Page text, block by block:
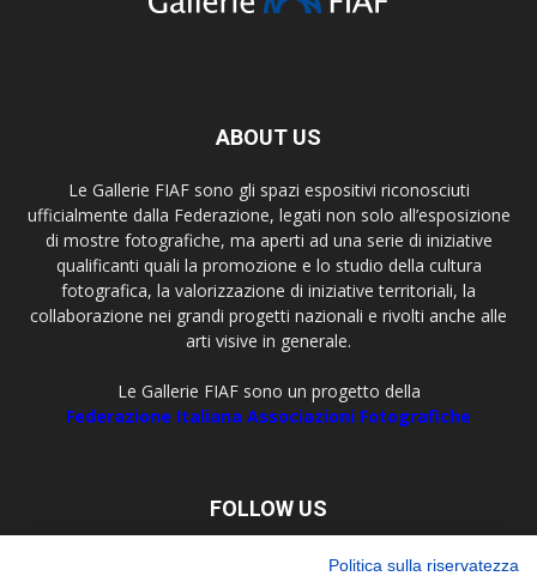
ABOUT US
Le Gallerie FIAF sono gli spazi espositivi riconosciuti
ufficialmente dalla Federazione, legati non solo all’esposizione
di mostre fotografiche, ma aperti ad una serie di iniziative
qualificanti quali la promozione e lo studio della cultura
fotografica, la valorizzazione di iniziative territoriali, la
collaborazione nei grandi progetti nazionali e rivolti anche alle
arti visive in generale.
Le Gallerie FIAF sono un progetto della
Federazione Italiana Associazioni Fotografiche
FOLLOW US
Politica sulla riservatezza